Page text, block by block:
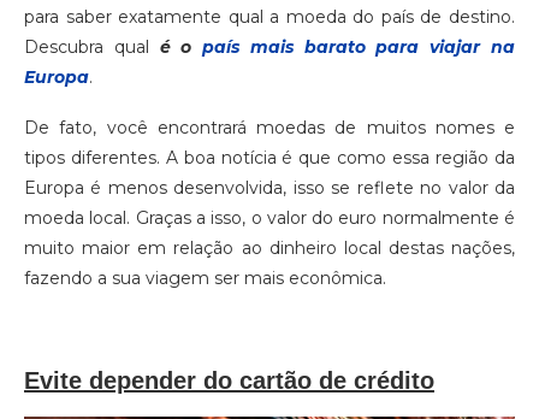
para saber exatamente qual a moeda do país de destino.
Descubra qual é opaís mais barato para viajar na
Europa.
De fato, você encontrará moedas de muitos nomes e
tipos diferentes. A boa notícia é que como essa região da
Europa é menos desenvolvida, isso se reflete no valor da
moeda local. Graças a isso, o valor do euro normalmente é
muito maior em relação ao dinheiro local destas nações,
fazendo a sua viagem ser mais econômica.
Evite depender do cartão de crédito